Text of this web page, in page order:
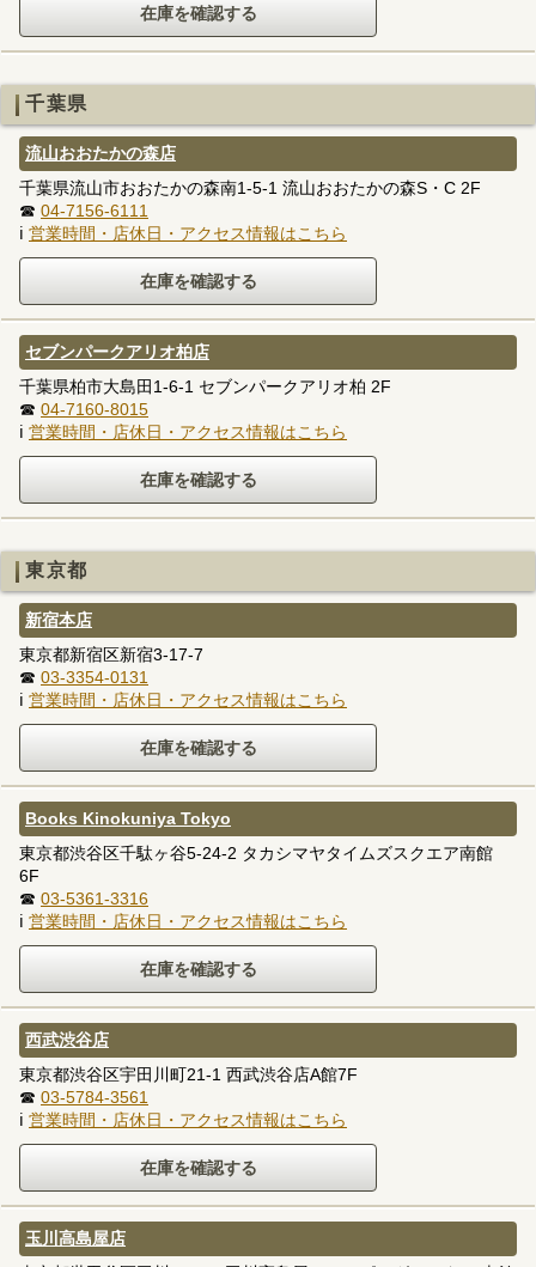
千葉県
流山おおたかの森店
千葉県流山市おおたかの森南1-5-1 流山おおたかの森S・C 2F
☎ 04-7156-6111
ℹ 営業時間・店休日・アクセス情報はこちら
セブンパークアリオ柏店
千葉県柏市大島田1-6-1 セブンパークアリオ柏 2F
☎ 04-7160-8015
ℹ 営業時間・店休日・アクセス情報はこちら
東京都
新宿本店
東京都新宿区新宿3-17-7
☎ 03-3354-0131
ℹ 営業時間・店休日・アクセス情報はこちら
Books Kinokuniya Tokyo
東京都渋谷区千駄ヶ谷5-24-2 タカシマヤタイムズスクエア南館
6F
☎ 03-5361-3316
ℹ 営業時間・店休日・アクセス情報はこちら
西武渋谷店
東京都渋谷区宇田川町21-1 西武渋谷店A館7F
☎ 03-5784-3561
ℹ 営業時間・店休日・アクセス情報はこちら
玉川高島屋店